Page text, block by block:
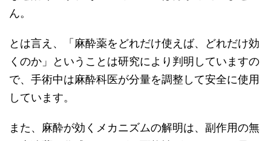
ん。
とは言え、「麻酔薬をどれだけ使えば、どれだけ効
くのか」ということは研究により判明していますの
で、手術中は麻酔科医が分量を調整して安全に使用
しています。
また、麻酔が効くメカニズムの解明は、副作用の無